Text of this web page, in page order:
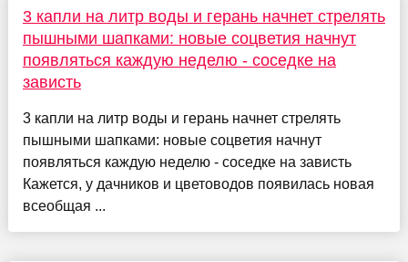
3 капли на литр воды и герань начнет стрелять
пышными шапками: новые соцветия начнут
появляться каждую неделю - соседке на
зависть
3 капли на литр воды и герань начнет стрелять
пышными шапками: новые соцветия начнут
появляться каждую неделю - соседке на зависть
Кажется, у дачников и цветоводов появилась новая
всеобщая ...